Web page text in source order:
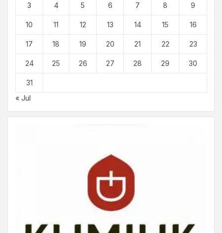
3 4 5 6 7 8 9
10 11 12 13 14 15 16
17 18 19 20 21 22 23
24 25 26 27 28 29 30
31
« Jul